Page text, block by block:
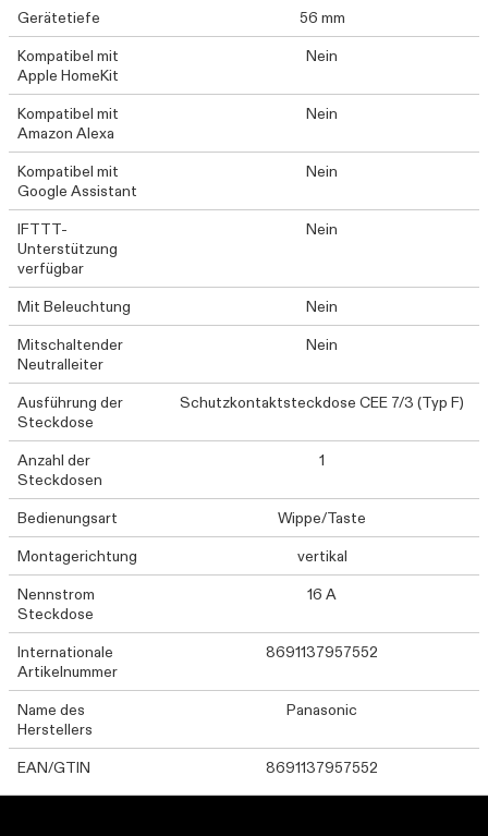
Gerätetiefe
56 mm
Kompatibel mit
Apple HomeKit
Nein
Kompatibel mit
Amazon Alexa
Nein
Kompatibel mit
Google Assistant
Nein
IFTTT-
Unterstützung
verfügbar
Nein
Mit Beleuchtung
Nein
Mitschaltender
Neutralleiter
Nein
Ausführung der
Steckdose
Schutzkontaktsteckdose CEE 7/3 (Typ F)
Anzahl der
Steckdosen
1
Bedienungsart
Wippe/Taste
Montagerichtung
vertikal
Nennstrom
Steckdose
16 A
Internationale
Artikelnummer
8691137957552
Name des
Herstellers
Panasonic
EAN/GTIN 8691137957552